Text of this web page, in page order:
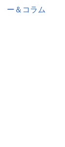
ー＆コラム